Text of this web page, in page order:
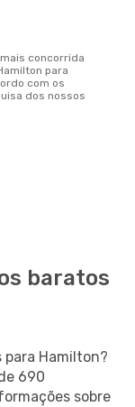
para
com os
dos nossos
baratos
para Hamilton?
690
sobre